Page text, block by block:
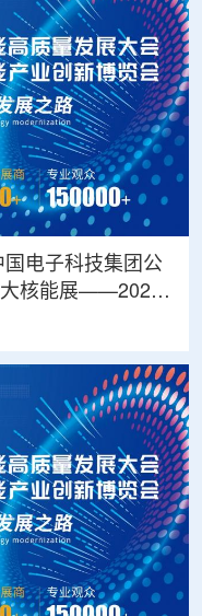
电子科技集团公
大核能展——2023